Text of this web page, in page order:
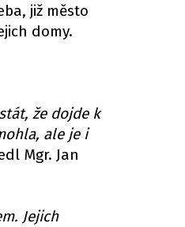
již město
domy.
že dojde k
ale je i
Mgr. Jan
Jejich